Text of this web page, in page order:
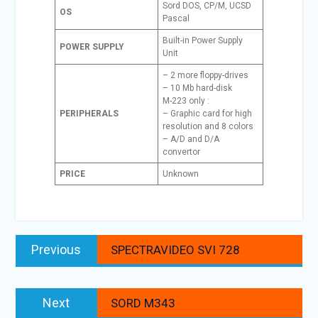
OS
Sord DOS, CP/M, UCSD
Pascal
POWER SUPPLY
Built-in Power Supply
Unit
PERIPHERALS
– 2 more floppy-drives
– 10 Mb hard-disk
M-223 only :
– Graphic card for high
resolution and 8 colors
– A/D and D/A
convertor
PRICE Unknown
Navegación
Previous
post:
SPECTRAVIDEO SVI 728
Next
post:
SORD M343